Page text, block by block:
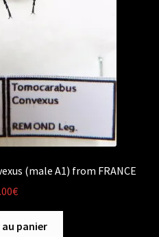
(male A1) from FRANCE
€
panier